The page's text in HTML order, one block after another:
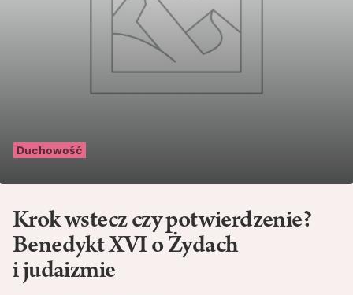
Duchowość
Krok wstecz czy potwierdzenie?
Benedykt XVI o Żydach
i judaizmie